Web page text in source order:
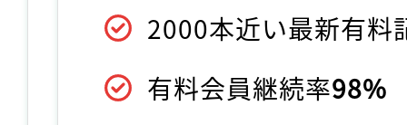
2000本近い最新有料
有料会員継続率98%